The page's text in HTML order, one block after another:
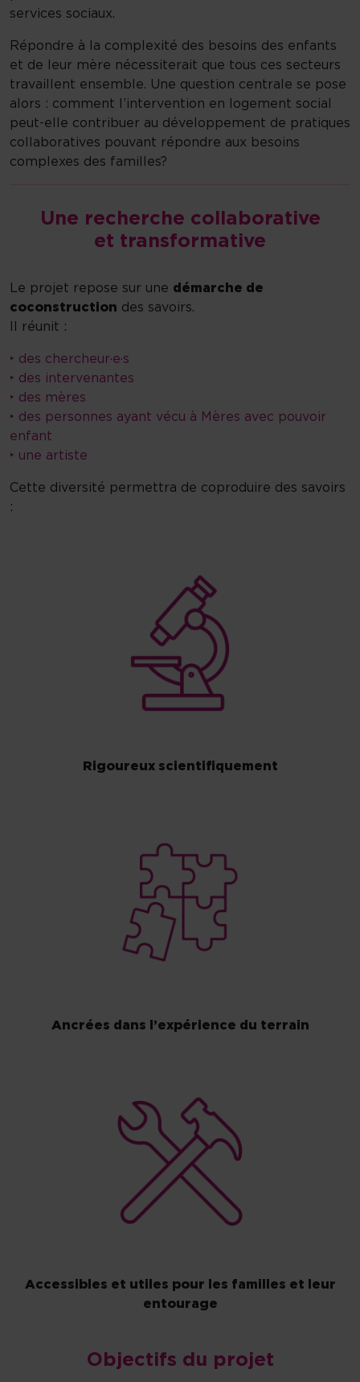
services sociaux.
Répondre à la complexité des besoins des enfants
et de leur mère nécessiterait que tous ces secteurs
travaillent ensemble. Une question centrale se pose
alors : comment l’intervention en logement social
peut-elle contribuer au développement de pratiques
collaboratives pouvant répondre aux besoins
complexes des familles?
Une recherche collaborative
et transformative
Le projet repose sur une démarche de
coconstruction des savoirs.
Il réunit :
‣ des chercheur·e·s
‣ des intervenantes
‣ des mères
‣ des personnes ayant vécu à Mères avec pouvoir
enfant
‣ une artiste
Cette diversité permettra de coproduire des savoirs
:
Rigoureux scientifiquement
Ancrées dans l’expérience du terrain
Accessibles et utiles pour les familles et leur
entourage
Objectifs du projet